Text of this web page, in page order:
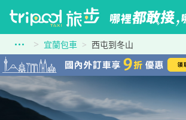
宜蘭包車 西屯到冬山